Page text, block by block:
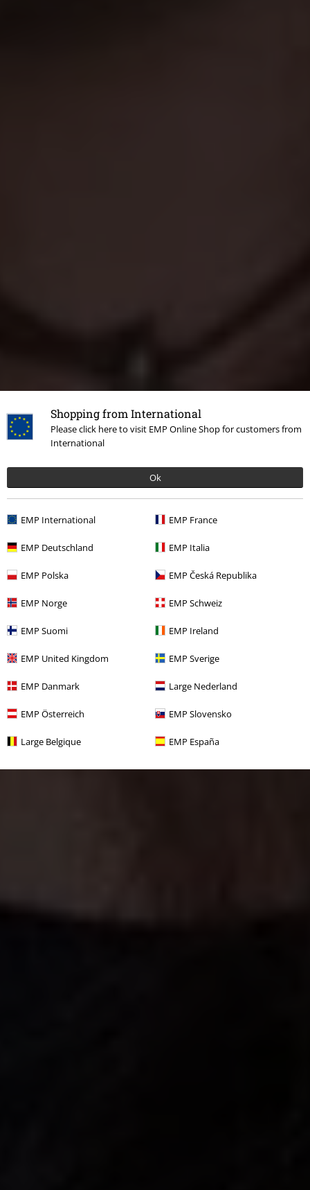
Shopping from International
Please click here to visit EMP Online Shop for customers from
International
Ok
EMP International EMP France
EMP Deutschland EMP Italia
EMP Polska EMP Česká Republika
EMP Norge EMP Schweiz
EMP Suomi EMP Ireland
EMP United Kingdom EMP Sverige
EMP Danmark Large Nederland
EMP Österreich EMP Slovensko
Large Belgique EMP España